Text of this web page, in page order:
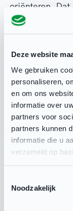
Deze website
We gebruiken
personaliseren,
en om ons
informatie over
partners voor
partners kunnen
informatie die u
verzameld op
Noodzakelijk
oriënteren. Dat
voor de ene
de ander weer
Geen
Concrete
Onbeperkt’
fysieke
Michielsen.
sportlocaties
belangrijkste